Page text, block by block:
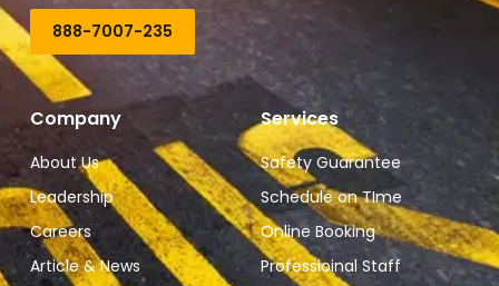
888-7007-235
Company
About Us
Leadership
Careers
Article & News
Services
Safety Guarantee
Schedule on TIme
Online Booking
Professioinal Staff